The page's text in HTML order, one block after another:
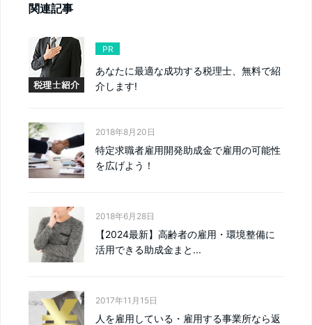
関連記事
PR
あなたに最適な成功する税理士、無料で紹
介します!
2018年8月20日
特定求職者雇用開発助成金で雇用の可能性
を広げよう！
2018年6月28日
【2024最新】高齢者の雇用・環境整備に
活用できる助成金まと...
2017年11月15日
人を雇用している・雇用する事業所なら返